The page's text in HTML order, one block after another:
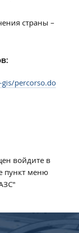
страны –
percorso.do
войдите в
пункт меню